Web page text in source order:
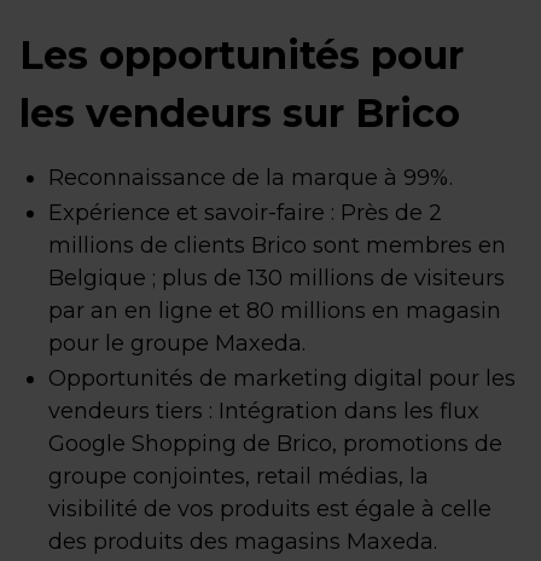
Les opportunités pour
les vendeurs sur Brico
Reconnaissance de la marque à 99%.
Expérience et savoir-faire : Près de 2
millions de clients Brico sont membres en
Belgique ; plus de 130 millions de visiteurs
par an en ligne et 80 millions en magasin
pour le groupe Maxeda.
Opportunités de marketing digital pour les
vendeurs tiers : Intégration dans les flux
Google Shopping de Brico, promotions de
groupe conjointes, retail médias, la
visibilité de vos produits est égale à celle
des produits des magasins Maxeda.